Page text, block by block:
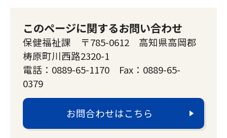
このページに関するお問い合わせ
保健福祉課 〒785-0612 高知県高岡郡
梼原町川西路2320-1
電話：0889-65-1170 Fax：0889-65-
0379
お問合わせはこちら